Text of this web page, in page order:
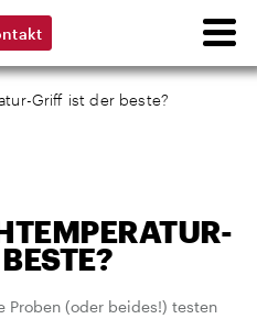
Griff ist der beste?
Proben (oder beides!) testen